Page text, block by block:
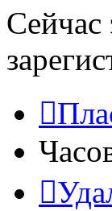
Сейчас